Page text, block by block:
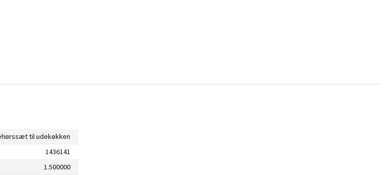
til udekøkken
1436141
1.500000